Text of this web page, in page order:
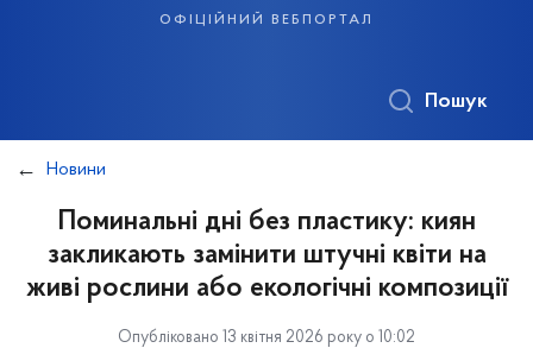
офіційний вебпортал
Пошук
Новини
Поминальні дні без пластику: киян
закликають замінити штучні квіти на
живі рослини або екологічні композиції
Опубліковано 13 квітня 2026 року о 10:02